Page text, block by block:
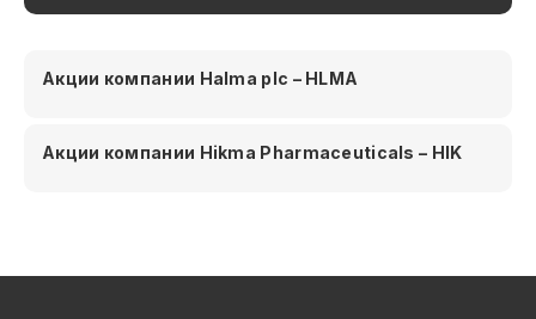
Акции компании Halma plc – HLMA
Акции компании Hikma Pharmaceuticals – HIK